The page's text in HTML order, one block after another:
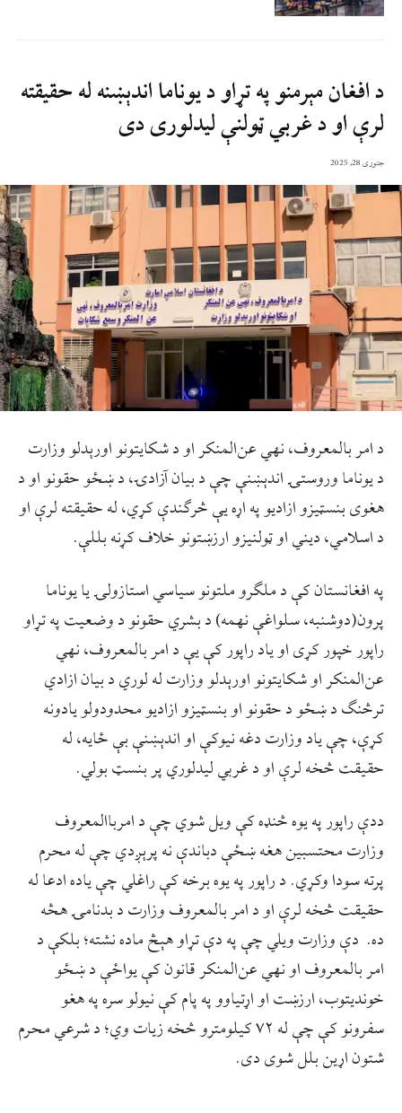
د افغان مېرمنو په تړاو د یوناما اندېښنه له حقیقته
لرې او د غربي ټولنې لیدلوری دی
جنوری 28, 2025
د امر بالمعروف، نهي ‌عن‌المنکر او د شکایتونو اورېدلو وزارت
د یوناما وروستۍ اندېښنې چې د بیان آزادۍ، د ښځو حقونو او د‌
هغوی بنسټیزو ازادیو په اړه یې څرګندې کړي، له حقیقته لرې او
د اسلامي، دیني او ټولنیزو ارزښتونو خلاف کړنه بللې.
په افغانستان کې د ملګرو ملتونو سیاسي استازولۍ یا یوناما
پرون(دوشنبه، سلواغې نهمه) د بشري حقونو د وضعیت په تړاو
راپور خپور کړی او یاد راپور کې یې د امر بالمعروف، نهي
عن‌المنکر او شکایتونو اورېدلو وزارت له لوري د بیان ازادي
ترڅنګ د ښځو د حقونو او بنسټیزو ازادیو محدودولو یادونه
کړې، چې یاد وزارت دغه نیوکې او اندېښنې بې ځایه، له
حقیقت څخه لرې او د غربي لیدلوري پر بنسټ بولي.
ددې راپور په یوه څنډه کې ویل شوي چې د امرباالمعروف
وزارت محتسبین هغه ښځې دباندې نه پرېږدي چې له محرم
پرته سودا وکړي. د راپور په یوه برخه کې راغلي چې یاده ادعا له
حقیقت څخه لرې او د امر بالمعروف وزارت د بدنامۍ هڅه
ده. دې وزارت ویلي چې په دې تړاو هېڅ ماده نشته؛ بلکې د
امر بالمعروف او نهي عن‌المنکر قانون کې یواځې د ښځو
خوندیتوب، ارزښت او اړتیاوو په پام کې نیولو سره په هغو
سفرونو کې چې له ۷۲ کیلومترو څخه زیات وي؛ د شرعي محرم
شتون اړين بلل شوی دی.